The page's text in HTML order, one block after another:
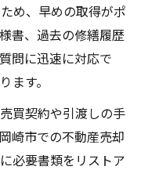
動産売却サポート
類を徹底対策
書類の選び方
類の具体例と対策
を分かりやすく整
め、早めの取得がポ
書、過去の修繕履歴
問に迅速に対応で
ます。
買契約や引渡しの手
崎市での不動産売却
必要書類をリストア